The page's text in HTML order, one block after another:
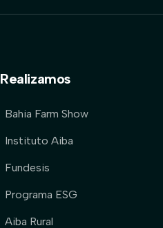
Realizamos
Bahia Farm Show
Instituto Aiba
Fundesis
Programa ESG
Aiba Rural